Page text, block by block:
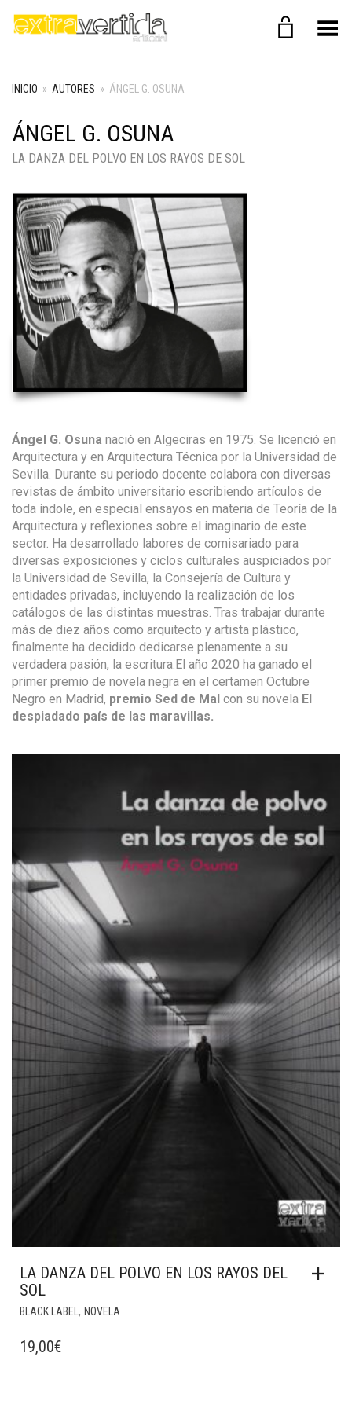
Menú
INICIO » AUTORES » ÁNGEL G. OSUNA
ÁNGEL G. OSUNA
LA DANZA DEL POLVO EN LOS RAYOS DE SOL
Ángel G. Osuna nació en Algeciras en 1975. Se licenció en
Arquitectura y en Arquitectura Técnica por la Universidad de
Sevilla. Durante su periodo docente colabora con diversas
revistas de ámbito universitario escribiendo artículos de
toda índole, en especial ensayos en materia de Teoría de la
Arquitectura y reflexiones sobre el imaginario de este
sector. Ha desarrollado labores de comisariado para
diversas exposiciones y ciclos culturales auspiciados por
la Universidad de Sevilla, la Consejería de Cultura y
entidades privadas, incluyendo la realización de los
catálogos de las distintas muestras. Tras trabajar durante
más de diez años como arquitecto y artista plástico,
finalmente ha decidido dedicarse plenamente a su
verdadera pasión, la escritura.El año 2020 ha ganado el
primer premio de novela negra en el certamen Octubre
Negro en Madrid, premio Sed de Mal con su novela El
despiadado país de las maravillas.
LA DANZA DEL POLVO EN LOS RAYOS DEL
SOL
BLACK LABEL , NOVELA
19,00€